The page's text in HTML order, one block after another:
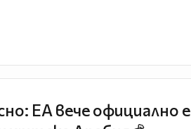
EA вече официално е